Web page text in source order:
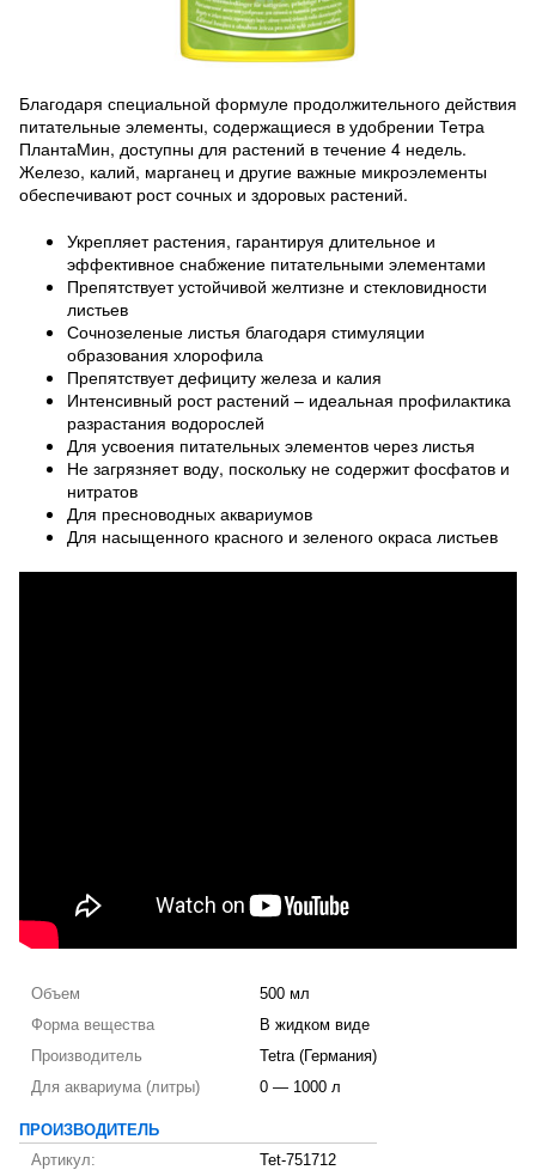
Благодаря специальной формуле продолжительного действия
питательные элементы, содержащиеся в удобрении Тетра
ПлантаМин, доступны для растений в течение 4 недель.
Железо, калий, марганец и другие важные микроэлементы
обеспечивают рост сочных и здоровых растений.
Укрепляет растения, гарантируя длительное и
эффективное снабжение питательными элементами
Препятствует устойчивой желтизне и стекловидности
листьев
Сочнозеленые листья благодаря стимуляции
образования хлорофила
Препятствует дефициту железа и калия
Интенсивный рост растений – идеальная профилактика
разрастания водорослей
Для усвоения питательных элементов через листья
Не загрязняет воду, поскольку не содержит фосфатов и
нитратов
Для пресноводных аквариумов
Для насыщенного красного и зеленого окраса листьев
Объем
500 мл
Форма вещества
В жидком виде
Производитель
Tetra (Германия)
Для аквариума (литры)
0 — 1000 л
ПРОИЗВОДИТЕЛЬ
Артикул:
Tet-751712